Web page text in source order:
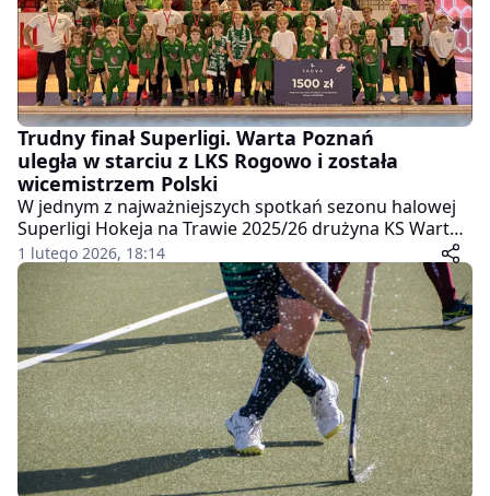
Trudny finał Superligi. Warta Poznań
uległa w starciu z LKS Rogowo i została
wicemistrzem Polski
W jednym z najważniejszych spotkań sezonu halowej
Superligi Hokeja na Trawie 2025/26 drużyna KS Warta
Poznań stanęła naprzeciw LKS Rogowo w finale
mistrzostw Polski. Spotkanie, które odbyło się w
niedzielę w Gnieźnie, przyniosło wiele sportowych
emocji, jednak ostatecznie lepiej zagrał zespół z
Rogowa, zwyciężając 8:4.
1 lutego 2026, 18:14